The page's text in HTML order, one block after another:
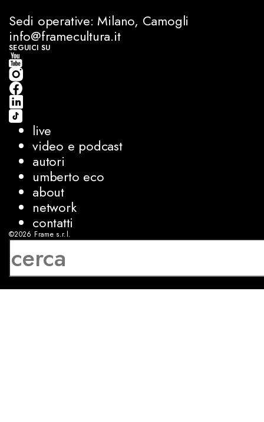
Sedi operative: Milano, Camogli
info@framecultura.it
SEGUICI SU
live
video e podcast
autori
umberto eco
about
network
contatti
©2026 Frame s.r.l.
P.IVA 08927250962
sviluppo:Luca Bunino